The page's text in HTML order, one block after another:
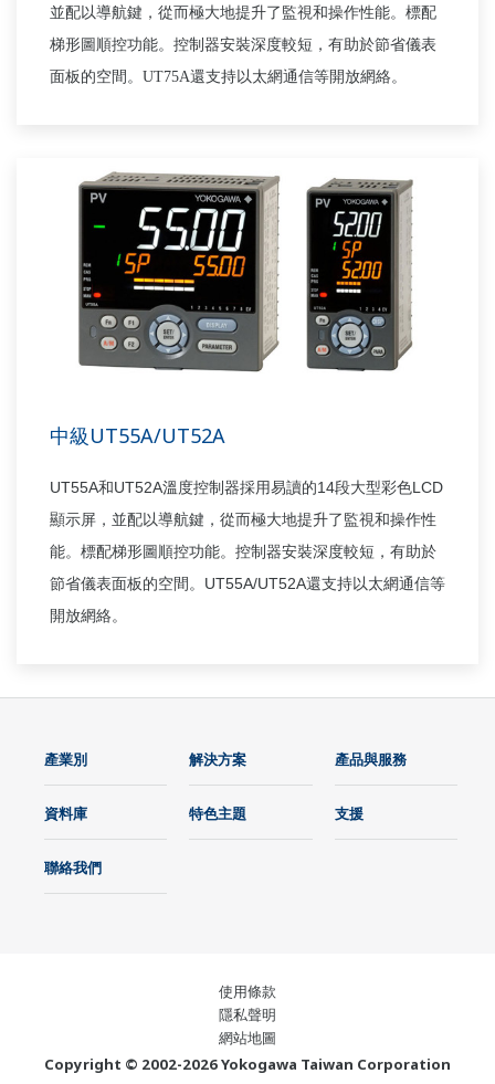
並配以導航鍵，從而極大地提升了監視和操作性能。標配
梯形圖順控功能。控制器安裝深度較短，有助於節省儀表
面板的空間。 UT75A還支持以太網通信等開放網絡。
中級UT55A/UT52A
UT55A和 UT52A溫度控制器採用易讀的14段大型彩色LCD
顯示屏，並配以導航鍵，從而極大地提升了監視和操作性
能。標配梯形圖順控功能。控制器安裝深度較短，有助於
節省儀表面板的空間。 UT55A/UT52A還支持以太網通信等
開放網絡。
產業別 解決方案 產品與服務
資料庫 特色主題 支援
聯絡我們
使用條款
隱私聲明
網站地圖
Copyright © 2002-2026 Yokogawa Taiwan Corporation